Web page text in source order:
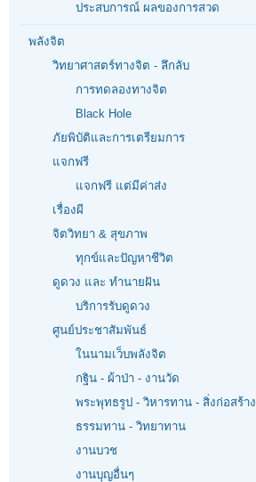
ประสบการณ์ ผลของการสวด
พลังจิต
วิทยาศาสตร์ทางจิต - ลึกลับ
การทดลองทางจิต
Black Hole
ภัยพิบัติและการเตรียมการ
แจกฟรี
แจกฟรี แต่มีค่าส่ง
เรื่องผี
จิตวิทยา & สุขภาพ
ทุกข์และปัญหาชีวิต
ดูดวง และ ทำนายฝัน
บริการรับดูดวง
ศูนย์ประชาสัมพันธ์
ในนามเว็บพลังจิต
กฐิน - ผ้าป่า - งานวัด
พระพุทธรูป - วิหารทาน - สิ่งก่อสร้าง
ธรรมทาน - วิทยาทาน
งานบวช
งานบุญอื่นๆ